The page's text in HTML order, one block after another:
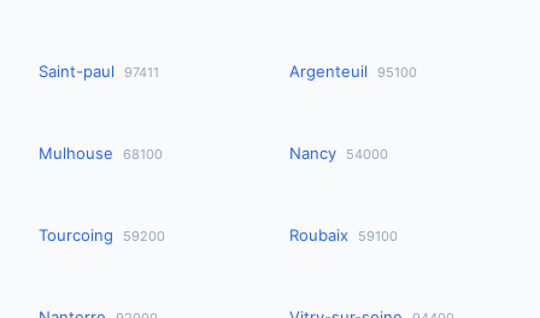
Saint-paul 97411 Argenteuil 95100
Mulhouse 68100 Nancy 54000
Tourcoing 59200 Roubaix 59100